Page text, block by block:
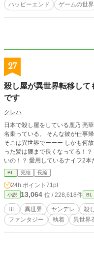
ハッピーエンド
ゲームの世界
27
殺し屋が異世界転移して
です
クレハ
日本で殺し屋をしている鹿乃 亮
名乗っている。 そんな彼が仕事帰りに近道しようと路地裏に入り通りに出ると
そこは異世界でーーー しかも何故か18歳の頃の自分に若返っているし黒く短か
った髪は腰まで長くなってる！
いの！？ 愛用しているナイフ2本だけで異世界に放り出された殺し屋は異世界で
もやっていけるのかーーー ※R18はあまりありません、雰囲気だけでも楽しん
でいただければと思います。拙い
BL 完結 長編
24h.ポイント 71pt
小説 13,064 位 / 228,618件 BL
BL 異世界 ヤンデレ 殺
ファンタジー
執着 異世界